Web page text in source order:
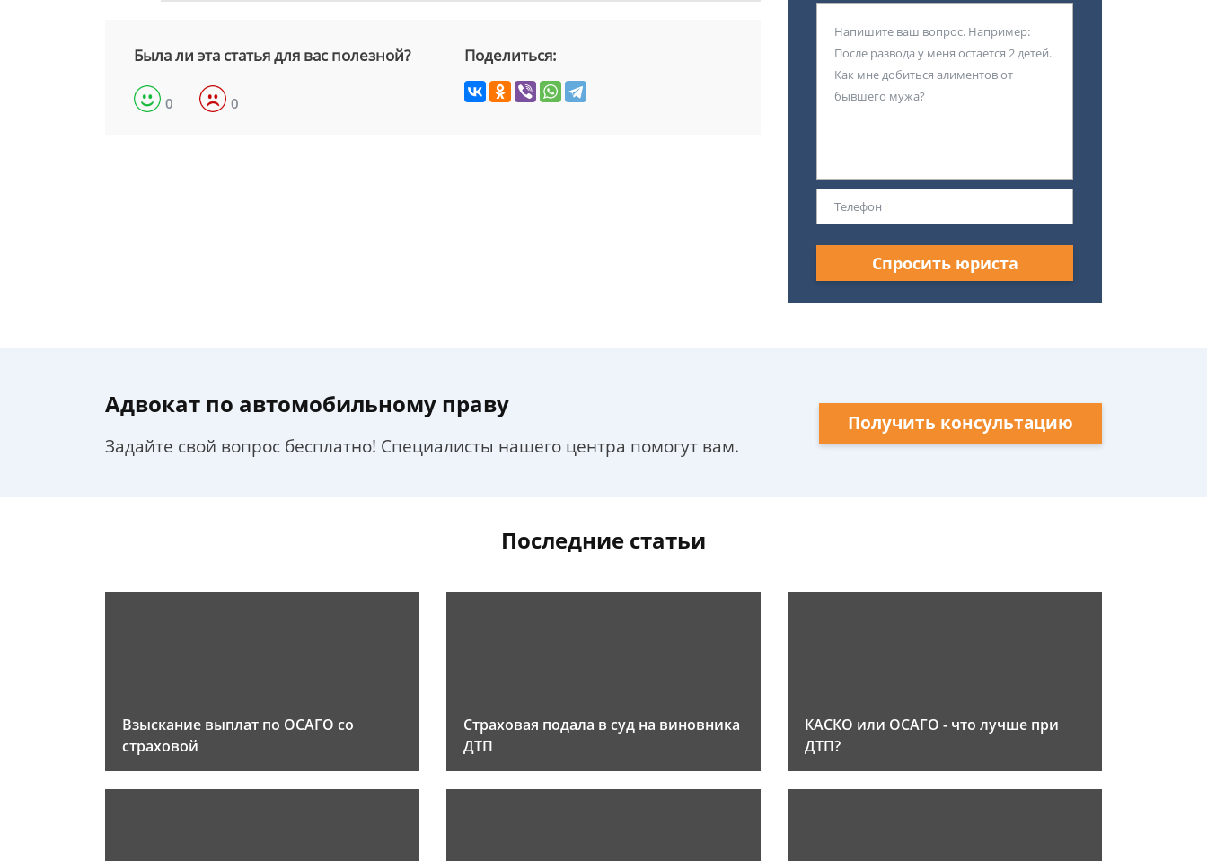
Была ли эта статья для вас полезной?
0 0
Поделиться:
Спросить юриста
Адвокат по автомобильному праву
Задайте свой вопрос бесплатно! Специалисты нашего центра помогут вам.
Получить консультацию
Последние статьи
Взыскание выплат по ОСАГО со
страховой
Страховая подала в суд на виновника
ДТП
КАСКО или ОСАГО - что лучше при
ДТП?